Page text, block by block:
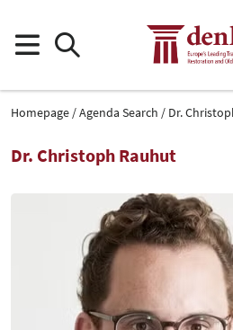
Homepage Agenda Search
Dr.
Dr. Christoph Rauhut